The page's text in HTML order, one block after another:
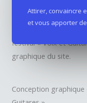
Attirer, convaincre
et vous apporter
Site internet Voix
Etude et réalisation
festival « Voix et
graphique du site.
Conception